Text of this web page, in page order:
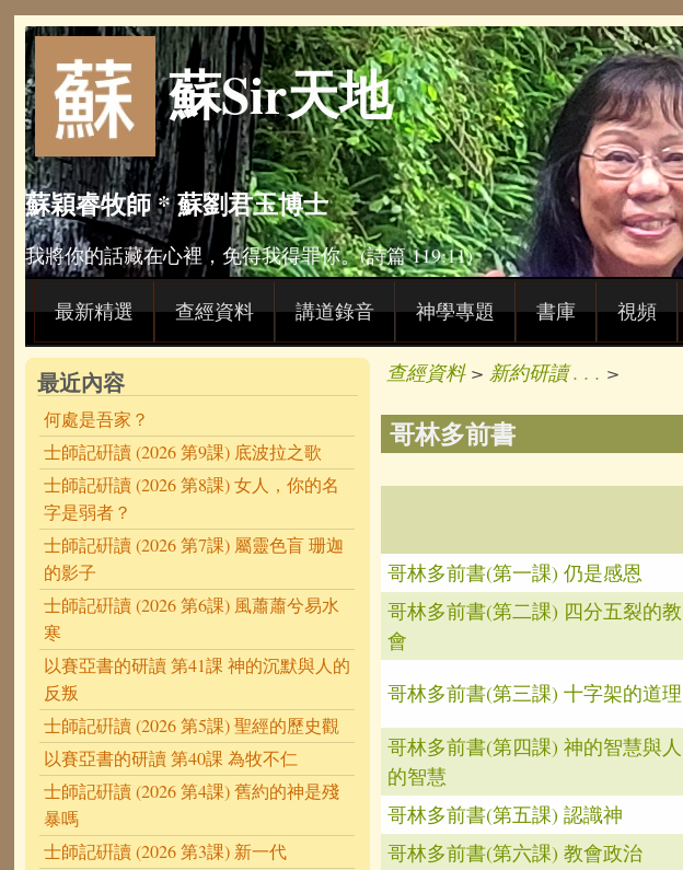
Skip to main content
蘇Sir天地
蘇穎睿牧師 * 蘇劉君玉博士
我將你的話藏在心裡，免得我得罪你。(詩篇 119:11)
最新精選 查經資料 講道錄音 神學專題 書庫 視頻
查經資料> 新約研讀 . . . >
哥林多前書
哥林多前書(第一課) 仍是感恩
哥林多前書(第二課) 四分五裂的教
會
哥林多前書(第三課) 十字架的道理
哥林多前書(第四課) 神的智慧與人
的智慧
哥林多前書(第五課) 認識神
哥林多前書(第六課) 教會政治
最近內容
何處是吾家？
士師記硏讀 (2026 第9課) 底波拉之歌
士師記硏讀 (2026 第8課) 女人，你的名
字是弱者？
士師記硏讀 (2026 第7課) 屬靈色盲 珊迦
的影子
士師記硏讀 (2026 第6課) 風蕭蕭兮易水
寒
以賽亞書的研讀 第41課 神的沉默與人的
反叛
士師記硏讀 (2026 第5課) 聖經的歷史觀
以賽亞書的研讀 第40課 為牧不仁
士師記硏讀 (2026 第4課) 舊約的神是殘
暴嗎
士師記硏讀 (2026 第3課) 新一代